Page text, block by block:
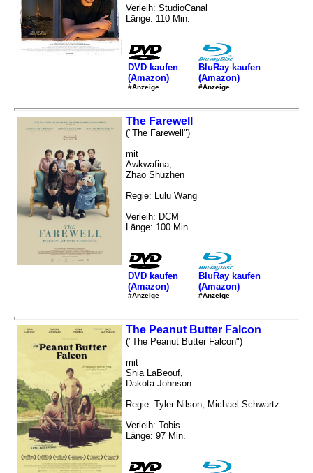
Verleih: StudioCanal
Länge: 110 Min.
DVD kaufen
(Amazon)
#Anzeige
BluRay kaufen
(Amazon)
#Anzeige
The Farewell
("The Farewell")
mit
Awkwafina,
Zhao Shuzhen
Regie: Lulu Wang
Verleih: DCM
Länge: 100 Min.
DVD kaufen
(Amazon)
#Anzeige
BluRay kaufen
(Amazon)
#Anzeige
The Peanut Butter Falcon
("The Peanut Butter Falcon")
mit
Shia LaBeouf,
Dakota Johnson
Regie: Tyler Nilson, Michael Schwartz
Verleih: Tobis
Länge: 97 Min.